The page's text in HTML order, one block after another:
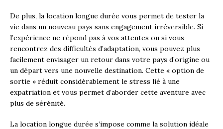
De plus, la location longue durée vous permet de tester la
vie dans un nouveau pays sans engagement irréversible. Si
l’expérience ne répond pas à vos attentes ou si vous
rencontrez des difficultés d’adaptation, vous pouvez plus
facilement envisager un retour dans votre pays d’origine ou
un départ vers une nouvelle destination. Cette « option de
sortie » réduit considérablement le stress lié à une
expatriation et vous permet d’aborder cette aventure avec
plus de sérénité.
La location longue durée s’impose comme la solution idéale